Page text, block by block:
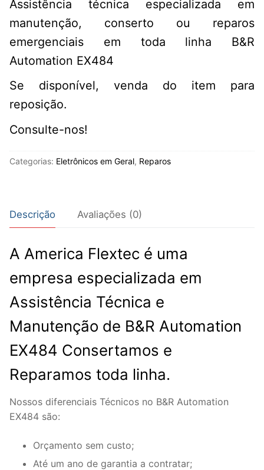
Assistência técnica especializada em
manutenção, conserto ou reparos
emergenciais em toda linha B&R
Automation EX484
Se disponível, venda do item para
reposição.
Consulte-nos!
Categorias: Eletrônicos em Geral, Reparos
Descrição Avaliações (0)
A America Flextec é uma
empresa especializada em
Assistência Técnica e
Manutenção de B&R Automation
EX484 Consertamos e
Reparamos toda linha.
Nossos diferenciais Técnicos no B&R Automation
EX484 são:
Orçamento sem custo;
Até um ano de garantia a contratar;